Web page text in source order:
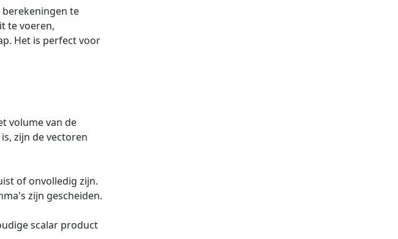
te
te voeren,
Het is perfect voor
volume van de
zijn de vectoren
of onvolledig zijn.
zijn gescheiden.
scalar product